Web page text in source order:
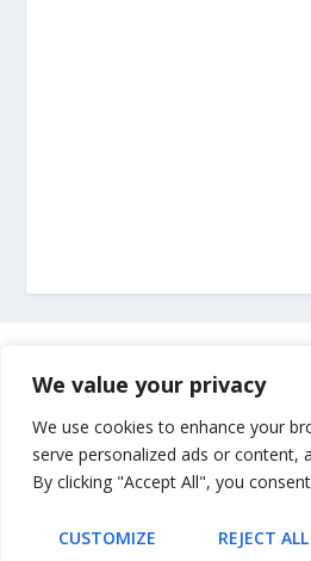
We value your privacy
We use cookies to enhance your
serve personalized ads or content,
By clicking "Accept All", you
CUSTOMIZE REJECT ALL
Impressum
Uvjeti korištenja
Kontakt